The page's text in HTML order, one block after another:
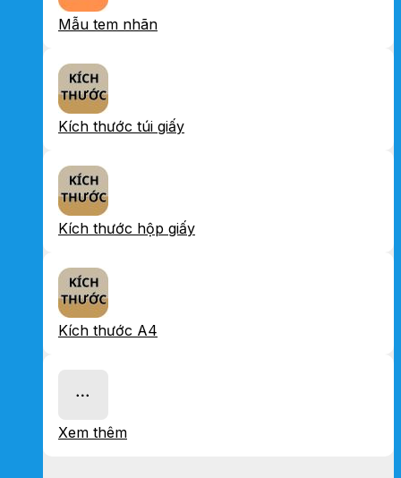
Mẫu tem nhãn
Kích thước túi giấy
Kích thước hộp giấy
Kích thước A4
Xem thêm